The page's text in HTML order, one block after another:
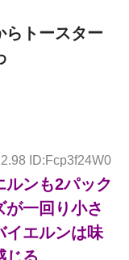
らトースター
ID:Fcp3f24W0
ルンも2パック
が一回り小さ
イエルンは味
じる